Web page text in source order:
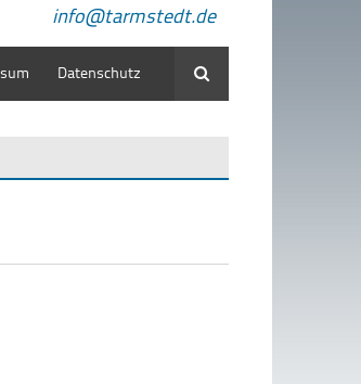
info@tarmstedt.de
Datenschutz Suche